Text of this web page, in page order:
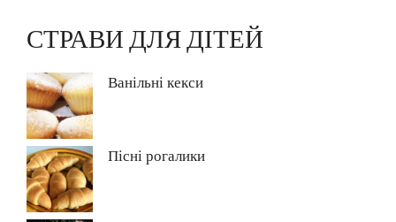
СТРАВИ ДЛЯ ДІТЕЙ
Ванільні кекси
Пісні рогалики